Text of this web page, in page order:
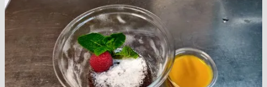
Photos
Infos
A propos
Notes et avis